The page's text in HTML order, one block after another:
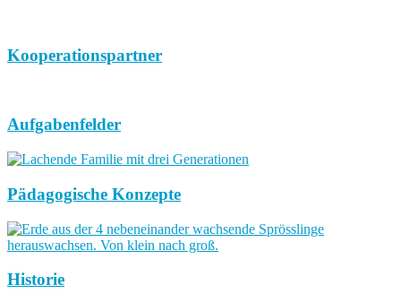
Kooperationspartner
Aufgabenfelder
Pädagogische Konzepte
Historie